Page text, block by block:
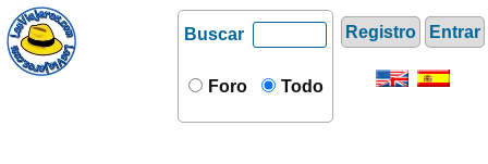
Registro Entrar
Buscar
Foro Todo